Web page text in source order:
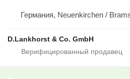
Германия, Neuenkirchen /
D.Lankhorst & Co. GmbH